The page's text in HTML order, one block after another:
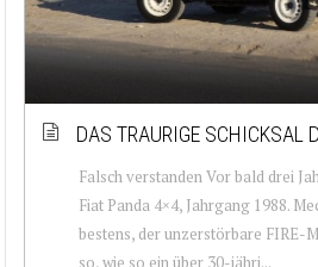
DAS TRAURIGE SCHICKSAL
Falsch verstanden Vor bald drei
Fiat Panda 4×4, Jahrgang 1988.
bestens, der unzerstörbare FIRE-
so, wie so ein über 30-jähri...